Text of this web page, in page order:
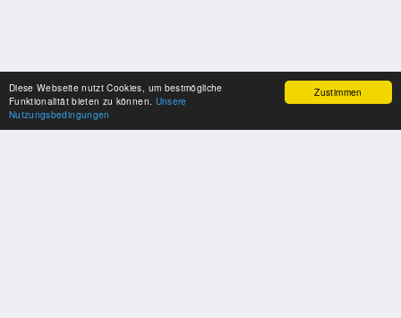
Zustimmen
Diese Webseite nutzt Cookies, um bestmögliche
Funktionalität bieten zu können. Unsere
Nutzungsbedingungen